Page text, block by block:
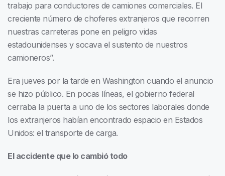
trabajo para conductores de camiones comerciales. El
creciente número de choferes extranjeros que recorren
nuestras carreteras pone en peligro vidas
estadounidenses y socava el sustento de nuestros
camioneros”.
Era jueves por la tarde en Washington cuando el anuncio
se hizo público. En pocas líneas, el gobierno federal
cerraba la puerta a uno de los sectores laborales donde
los extranjeros habían encontrado espacio en Estados
Unidos: el transporte de carga.
El accidente que lo cambió todo